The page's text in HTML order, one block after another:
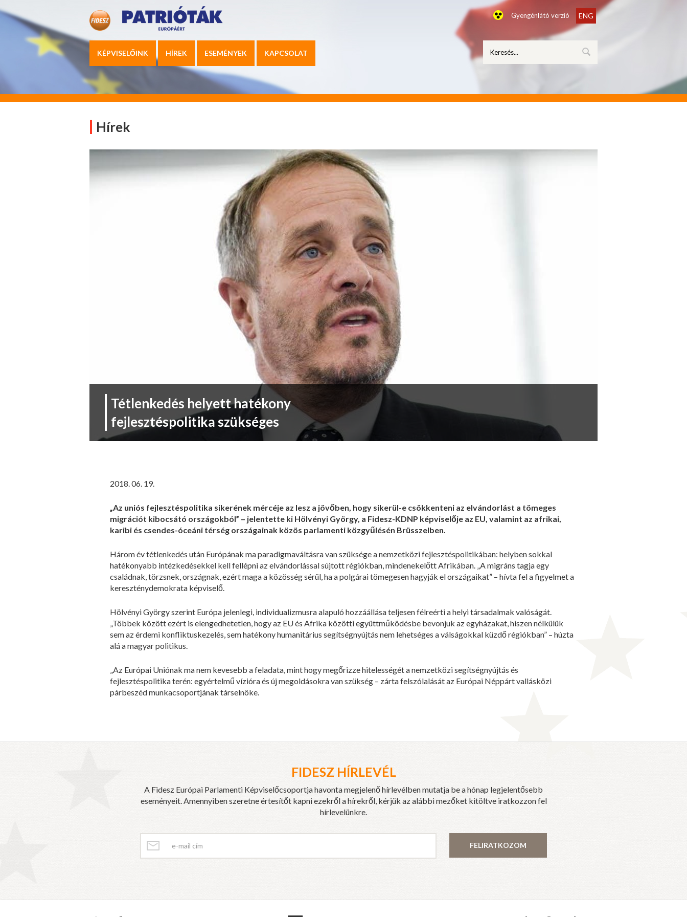
Gyengénlátó verzió ENG
KÉPVISELŐINK HÍREK ESEMÉNYEK KAPCSOLAT
Hírek
Tétlenkedés helyett hatékony
fejlesztéspolitika szükséges
2018. 06. 19.
„Az uniós fejlesztéspolitika sikerének mércéje az lesz a jövőben, hogy sikerül-e csökkenteni az elvándorlást a tömeges
migrációt kibocsátó országokból” – jelentette ki Hölvényi György, a Fidesz-KDNP képviselője az EU, valamint az afrikai,
karibi és csendes-óceáni térség országainak közös parlamenti közgyűlésén Brüsszelben.
Három év tétlenkedés után Európának ma paradigmaváltásra van szüksége a nemzetközi fejlesztéspolitikában: helyben sokkal
hatékonyabb intézkedésekkel kell fellépni az elvándorlással sújtott régiókban, mindenekelőtt Afrikában. „A migráns tagja egy
családnak, törzsnek, országnak, ezért maga a közösség sérül, ha a polgárai tömegesen hagyják el országaikat” – hívta fel a figyelmet a
kereszténydemokrata képviselő.
Hölvényi György szerint Európa jelenlegi, individualizmusra alapuló hozzáállása teljesen félreérti a helyi társadalmak valóságát.
„Többek között ezért is elengedhetetlen, hogy az EU és Afrika közötti együttműködésbe bevonjuk az egyházakat, hiszen nélkülük
sem az érdemi konfliktuskezelés, sem hatékony humanitárius segítségnyújtás nem lehetséges a válságokkal küzdő régiókban” – húzta
alá a magyar politikus.
„Az Európai Uniónak ma nem kevesebb a feladata, mint hogy megőrizze hitelességét a nemzetközi segítségnyújtás és
fejlesztéspolitika terén: egyértelmű vízióra és új megoldásokra van szükség – zárta felszólalását az Európai Néppárt vallásközi
párbeszéd munkacsoportjának társelnöke.
FIDESZ HÍRLEVÉL
A Fidesz Európai Parlamenti Képviselőcsoportja havonta megjelenő hírlevélben mutatja be a hónap legjelentősebb
eseményeit. Amennyiben szeretne értesítőt kapni ezekről a hírekről, kérjük az alábbi mezőket kitöltve iratkozzon fel
hírlevelünkre.
FELIRATKOZOM